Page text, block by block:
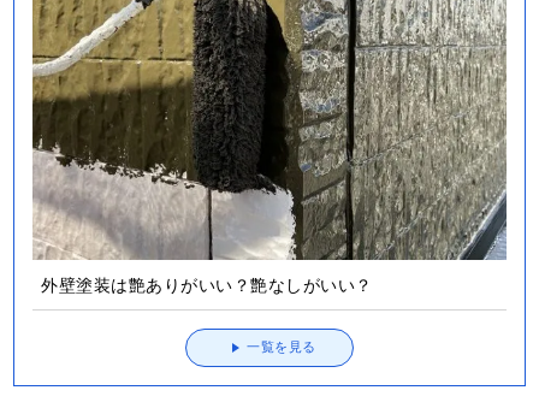
外壁塗装は艶ありがいい？艶なしがいい？
一覧を見る